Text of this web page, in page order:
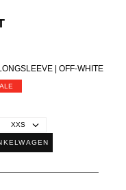
| OFF-WHITE